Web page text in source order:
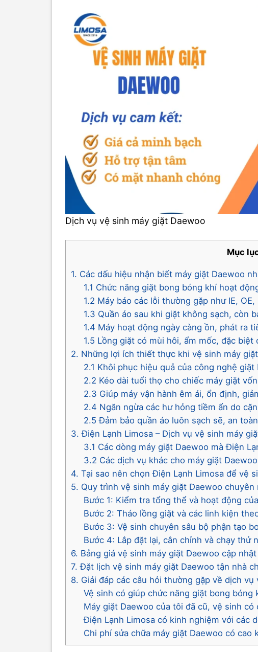
Dịch vụ vệ sinh máy giặt Daewoo
Mục
1. Các dấu hiệu nhận biết máy giặt Daewoo
1.1 Chức năng giặt bong bóng khí hoạt
1.2 Máy báo các lỗi thường gặp như IE, OE,
1.3 Quần áo sau khi giặt không sạch, còn
1.4 Máy hoạt động ngày càng ồn, phát ra
1.5 Lồng giặt có mùi hôi, ẩm mốc, đặc biệt
2. Những lợi ích thiết thực khi vệ sinh máy
2.1 Khôi phục hiệu quả của công nghệ
2.2 Kéo dài tuổi thọ cho chiếc máy giặt
2.3 Giúp máy vận hành êm ái, ổn định,
2.4 Ngăn ngừa các hư hỏng tiềm ẩn do
2.5 Đảm bảo quần áo luôn sạch sẽ, an
3. Điện Lạnh Limosa – Dịch vụ vệ sinh máy
3.1 Các dòng máy giặt Daewoo mà Điện
3.2 Các dịch vụ khác cho máy giặt Daewoo
4. Tại sao nên chọn Điện Lạnh Limosa để vệ
5. Quy trình vệ sinh máy giặt Daewoo
Bước 1: Kiểm tra tổng thể và hoạt động
Bước 2: Tháo lồng giặt và các linh kiện
Bước 3: Vệ sinh chuyên sâu bộ phận tạo
Bước 4: Lắp đặt lại, cân chỉnh và chạy thử
6. Bảng giá vệ sinh máy giặt Daewoo cập
7. Đặt lịch vệ sinh máy giặt Daewoo tận nhà
8. Giải đáp các câu hỏi thường gặp về dịch
Vệ sinh có giúp chức năng giặt bong bóng
Máy giặt Daewoo của tôi đã cũ, vệ sinh có
Điện Lạnh Limosa có kinh nghiệm với các
Chi phí sửa chữa máy giặt Daewoo có cao